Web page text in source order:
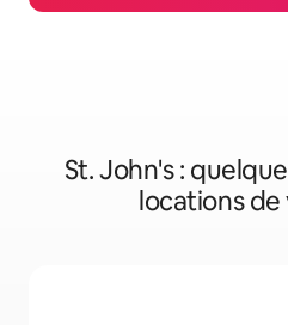
St. John's :
locations de